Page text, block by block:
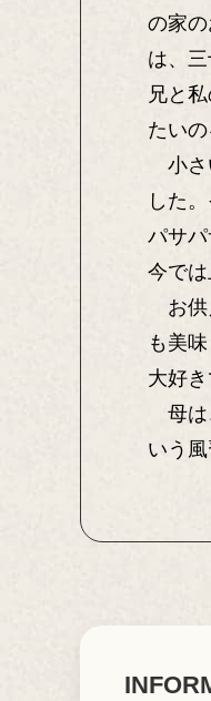
の家
は、
兄と
たい
小さ
した
パサ
今では
お供
も美
大好き
母は
いう